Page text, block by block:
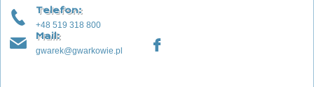
Telefon:
+48 519 318 800
Mail:
gwarek@gwarkowie.pl